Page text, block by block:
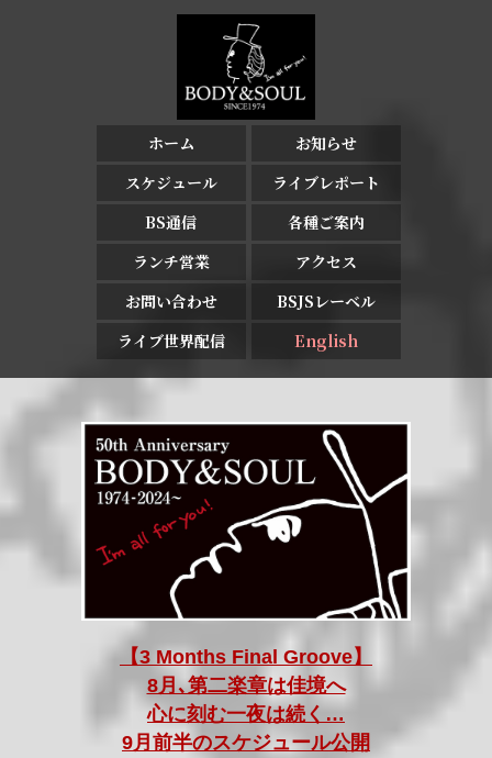
ホーム
お知らせ
スケジュール
ライブレポート
BS通信
各種ご案内
ランチ営業
アクセス
お問い合わせ
BSJSレーベル
ライブ世界配信
English
【3 Months Final Groove】
8月､第二楽章は佳境へ
心に刻む一夜は続く…
9月前半のスケジュール公開